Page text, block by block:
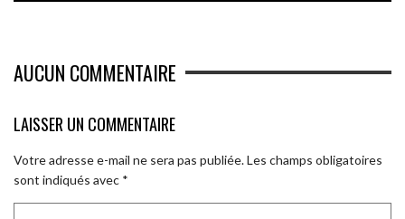
AUCUN COMMENTAIRE
LAISSER UN COMMENTAIRE
Votre adresse e-mail ne sera pas publiée.Les champs obligatoires
sont indiqués avec *